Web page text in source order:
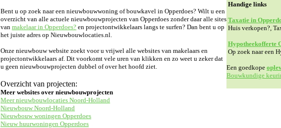
Bent u op zoek naar een nieuwbouwwoning of bouwkavel in Opperdoes? Wilt u een
overzicht van alle actuele nieuwbouwprojecten van Opperdoes zonder daar alle sites
van makelaar in Opperdoes? en projectontwikkelaars langs te surfen? Dan bent u op
het juiste adres op Nieuwbouwlocaties.nl.
Onze nieuwbouw website zoekt voor u vrijwel alle websites van makelaars en
projectontwikkelaars af. Dit voorkomt vele uren van klikken en zo weet u zeker dat
u geen nieuwbouwprojecten dubbel of over het hoofd ziet.
Overzicht van projecten:
Handige links
Taxatie in
Huis verkopen?,
Hypotheekofferte
Op zoek naar een
Een goedkope
Bouwkundige
Meer websites over nieuwbouwprojecten
Meer nieuwbouwlocaties Noord-Holland
Nieuwbouw Noord-Holland
Nieuwbouw woningen Opperdoes
Nieuw huurwoningen Opperdoes